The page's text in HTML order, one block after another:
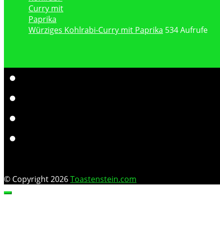
Würziges Kohlrabi-Curry mit Paprika 534 Aufrufe
© Copyright 2026Toastenstein.com